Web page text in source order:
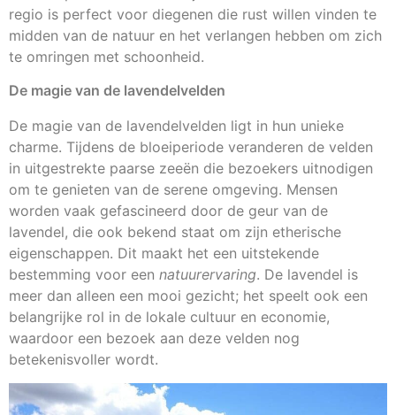
regio is perfect voor diegenen die rust willen vinden te
midden van de natuur en het verlangen hebben om zich
te omringen met schoonheid.
De magie van de lavendelvelden
De magie van de lavendelvelden ligt in hun unieke
charme. Tijdens de bloeiperiode veranderen de velden
in uitgestrekte paarse zeeën die bezoekers uitnodigen
om te genieten van de serene omgeving. Mensen
worden vaak gefascineerd door de geur van de
lavendel, die ook bekend staat om zijn etherische
eigenschappen. Dit maakt het een uitstekende
bestemming voor een natuurervaring. De lavendel is
meer dan alleen een mooi gezicht; het speelt ook een
belangrijke rol in de lokale cultuur en economie,
waardoor een bezoek aan deze velden nog
betekenisvoller wordt.